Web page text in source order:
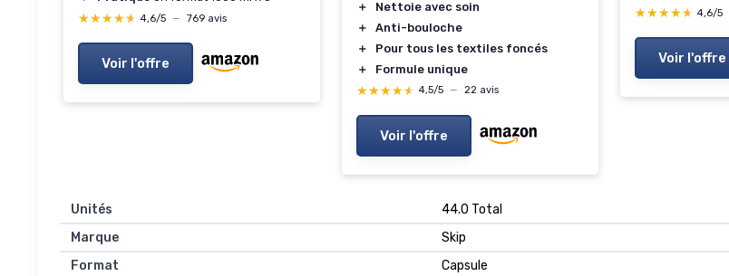
★★★★★
★★★★★ 4,6/5 — 769 avis
Voir l'offre
＋
Nettoie avec soin
＋
Anti-bouloche
＋
Pour tous les textiles foncés
＋
Formule unique
★★★★★
★★★★★ 4,5/5 — 22 avis
Voir l'offre
★★★★★
★★★★★ 4,6/5
Voir l'offre
Unités
‎44.0 Total
Marque
‎Skip
Format
‎Capsule